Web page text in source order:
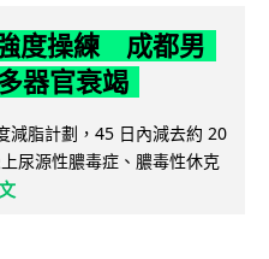
度操練 成都男
器官衰竭
減脂計劃，45 日內減去約 20
尿源性膿毒症、膿毒性休克